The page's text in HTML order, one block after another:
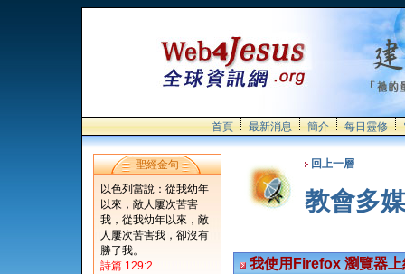
首頁 最新消息 簡介 每日靈修
聖經金句
以色列當說：從我幼年
以來，敵人屢次苦害
我，從我幼年以來，敵
人屢次苦害我，卻沒有
勝了我。
詩篇 129:2
回上一層
教會多
我使用Firefox 瀏覽器